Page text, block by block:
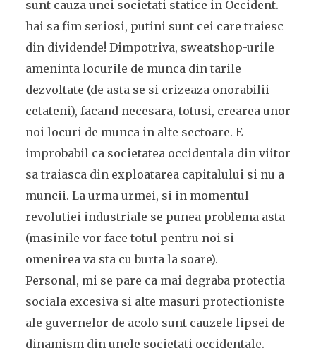
sunt cauza unei societati statice in Occident.
hai sa fim seriosi, putini sunt cei care traiesc
din dividende! Dimpotriva, sweatshop-urile
ameninta locurile de munca din tarile
dezvoltate (de asta se si crizeaza onorabilii
cetateni), facand necesara, totusi, crearea unor
noi locuri de munca in alte sectoare. E
improbabil ca societatea occidentala din viitor
sa traiasca din exploatarea capitalului si nu a
muncii. La urma urmei, si in momentul
revolutiei industriale se punea problema asta
(masinile vor face totul pentru noi si
omenirea va sta cu burta la soare).
Personal, mi se pare ca mai degraba protectia
sociala excesiva si alte masuri protectioniste
ale guvernelor de acolo sunt cauzele lipsei de
dinamism din unele societati occidentale.